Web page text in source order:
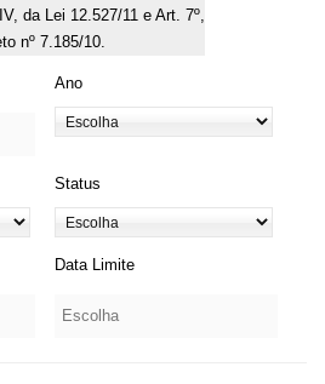
da Lei 12.527/11 e Art. 7º,
nº 7.185/10.
Ano
Status
Data Limite